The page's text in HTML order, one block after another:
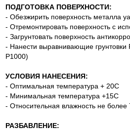
ПОДГОТОВКА ПОВЕРХНОСТИ:
- Обезжирить поверхность металла
- Отремонтировать поверхность с
- Загрунтовать поверхность
- Нанести выравнивающие
Р1000)
УСЛОВИЯ НАНЕСЕНИЯ:
- Оптимальная температура + 20С
- Минимальная температура +15С
- Относительная влажность не более
РАЗБАВЛЕНИЕ: